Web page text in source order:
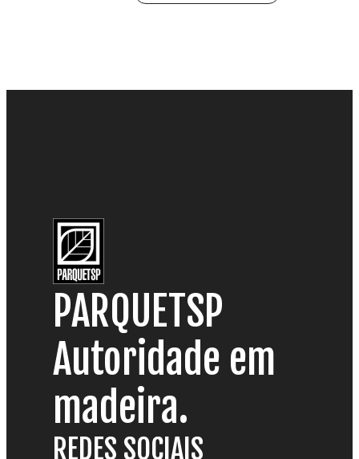
PARQUETSP
Autoridade em
madeira.
REDES SOCIAIS